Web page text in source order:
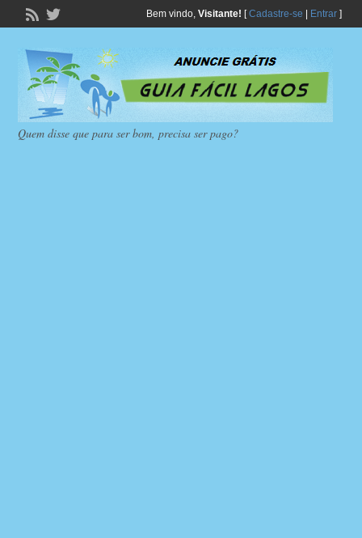
Bem vindo, Visitante! [Cadastre-se Entrar]
Quem disse que para ser bom, precisa ser pago?